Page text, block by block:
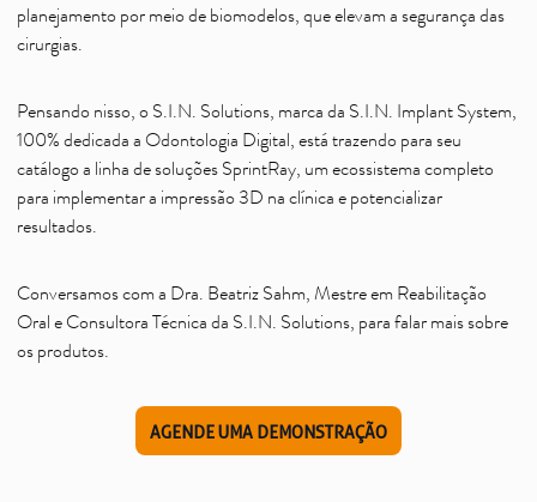
planejamento por meio de biomodelos, que elevam a segurança das
cirurgias.
Pensando nisso, o S.I.N. Solutions, marca da S.I.N. Implant System,
100% dedicada a Odontologia Digital, está trazendo para seu
catálogo a linha de soluções SprintRay, um ecossistema completo
para implementar a impressão 3D na clínica e potencializar
resultados.
Conversamos com a Dra. Beatriz Sahm, Mestre em Reabilitação
Oral e Consultora Técnica da S.I.N. Solutions, para falar mais sobre
os produtos.
AGENDE UMA DEMONSTRAÇÃO